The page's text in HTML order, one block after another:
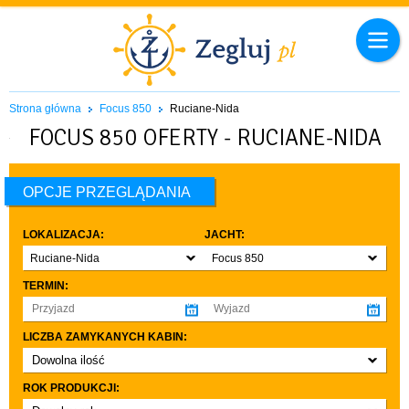
Strona główna Focus 850 Ruciane-Nida
FOCUS 850 OFERTY - RUCIANE-NIDA
OPCJE PRZEGLĄDANIA
LOKALIZACJA:
Ruciane-Nida
JACHT:
Focus 850
TERMIN:
LICZBA ZAMYKANYCH KABIN:
Dowolna ilość
co najmniej 1
co najmniej 2
ROK PRODUKCJI: